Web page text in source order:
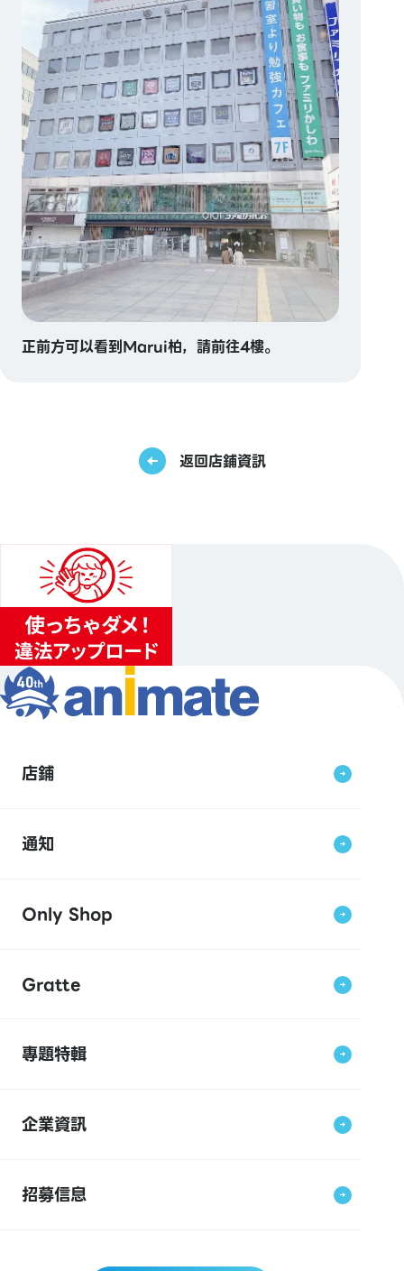
正前方可以看到Marui柏，請前往4樓。
返回店鋪資訊
店鋪
通知
Only Shop
Gratte
專題特輯
企業資訊
招募信息